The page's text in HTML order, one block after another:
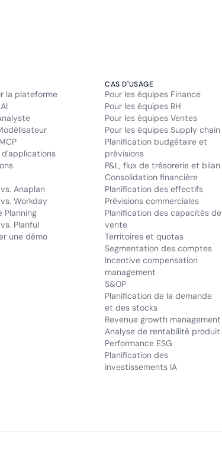
la plateforme
d'applications
Anaplan
Workday
Planning
Planful
une démo
CAS D'USAGE
Pour les équipes Finance
Pour les équipes RH
Pour les équipes Ventes
Pour les équipes Supply chain
Planification budgétaire et
prévisions
P&L, flux de trésorerie et bilan
Consolidation financière
Planification des effectifs
Prévisions commerciales
Planification des capacités de
vente
Territoires et quotas
Segmentation des comptes
Incentive compensation
management
S&OP
Planification de la demande
et des stocks
Revenue growth management
Analyse de rentabilité produit
Performance ESG
Planification des
investissements IA